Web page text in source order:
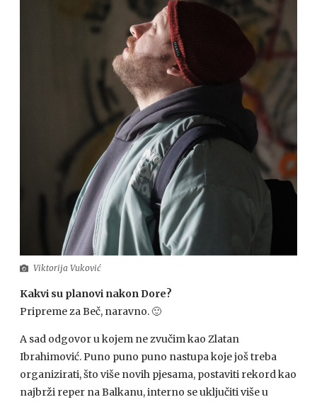
Viktorija Vuković
Kakvi su planovi nakon Dore?
Pripreme za Beč, naravno. 🙂
A sad odgovor u kojem ne zvučim kao Zlatan
Ibrahimović. Puno puno puno nastupa koje još treba
organizirati, što više novih pjesama, postaviti rekord kao
najbrži reper na Balkanu, interno se uključiti više u